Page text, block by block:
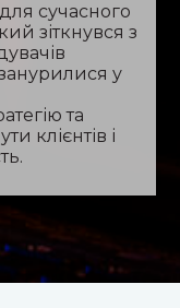
сучасного
зіткнувся з
у
та
клієнтів і